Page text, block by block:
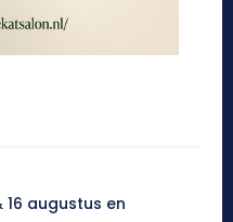
16 augustus en